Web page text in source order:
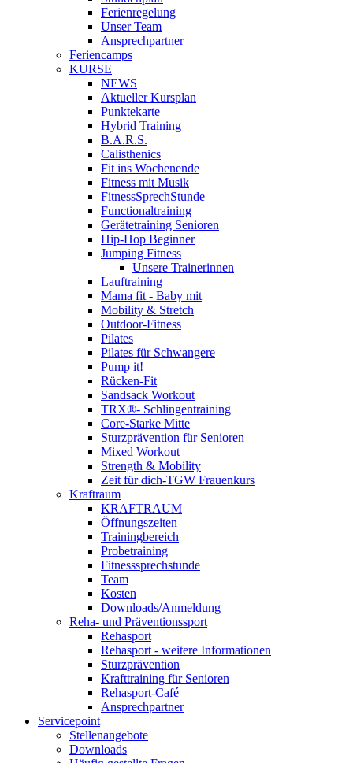
Ferienregelung
Unser Team
Ansprechpartner
Feriencamps
KURSE
NEWS
Aktueller Kursplan
Punktekarte
Hybrid Training
B.A.R.S.
Calisthenics
Fit ins Wochenende
Fitness mit Musik
FitnessSprechStunde
Functionaltraining
Gerätetraining Senioren
Hip-Hop Beginner
Jumping Fitness
Unsere Trainerinnen
Lauftraining
Mama fit - Baby mit
Mobility & Stretch
Outdoor-Fitness
Pilates
Pilates für Schwangere
Pump it!
Rücken-Fit
Sandsack Workout
TRX®- Schlingentraining
Core-Starke Mitte
Sturzprävention für Senioren
Mixed Workout
Strength & Mobility
Zeit für dich-TGW Frauenkurs
Kraftraum
KRAFTRAUM
Öffnungszeiten
Trainingbereich
Probetraining
Fitnesssprechstunde
Team
Kosten
Downloads/Anmeldung
Reha- und Präventionssport
Rehasport
Rehasport - weitere Informationen
Sturzprävention
Krafttraining für Senioren
Rehasport-Café
Ansprechpartner
Servicepoint
Stellenangebote
Downloads